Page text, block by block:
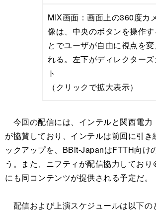
MIX画面：画面上の360度カ
像は、中央のボタンを操作す
とでユーザが自由に視点を変
れる。左下がディレクターズ
ト
（クリックで拡大表示）
今回の配信には、インテルと関西電力
が協賛しており、インテルは前回に引き
ックアップを、BBit-JapanはFTTH向け
う。また、ニフティが配信協力してお
にも同コンテンツが提供される予定だ。
配信および上演スケジュールは以下の